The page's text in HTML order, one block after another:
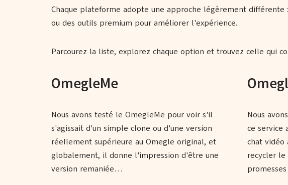
Chaque plateforme adopte une approche légèrement
ou des outils premium pour améliorer l'expérience.
Parcourez la liste, explorez chaque option et trouvez celle qui
OmegleMe
Nous avons testé le OmegleMe pour voir s'il
s'agissait d'un simple clone ou d'une version
réellement supérieure au Omegle original, et
globalement, il donne l'impression d'être une
version remaniée…
Nous
ce service
chat vidéo
recycler le